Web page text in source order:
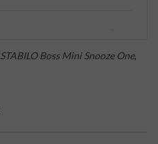
STABILO Boss Mini Snooze One,